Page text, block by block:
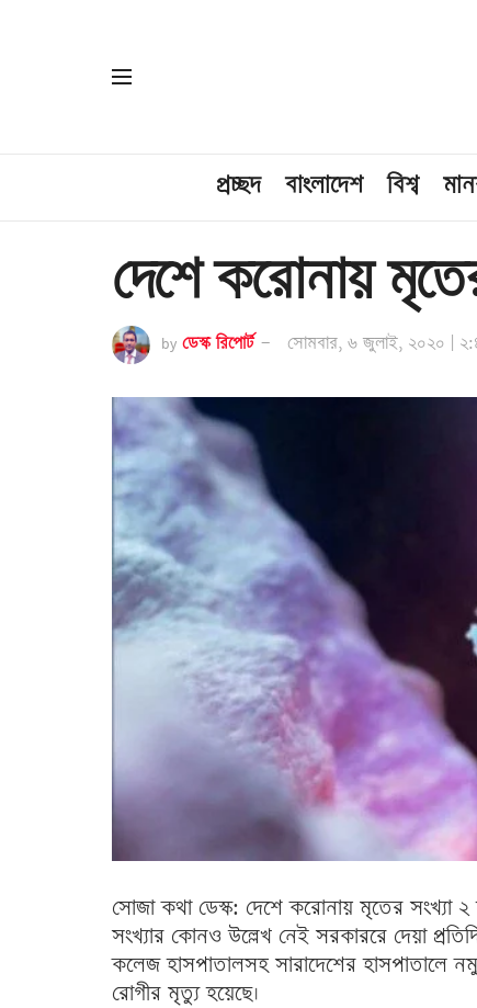
প্রচ্ছদ বাংলাদেশ বিশ্ব
দেশে করোনায়
by ডেস্ক রিপোর্ট সোমবার, ৬ জুলাই, ২০২০ |
সোজা কথা ডেস্ক: দেশে করোনায় মৃতের সংখ্যা
সংখ্যার কোনও উল্লেখ নেই সরকাররে দেয়া
কলেজ হাসপাতালসহ সারাদেশের হাসপাতালে
রোগীর মৃত্যু হয়েছে।